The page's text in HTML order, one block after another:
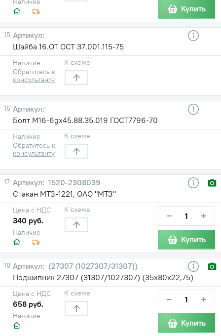
Купить
15
Шайба 16.ОТ ОСТ 37.001.115-75
Наличие
Обратитесь к
консультанту
К схеме
16
Болт М16-6gх45.88.35.019 ГОСТ7796-70
Наличие
Обратитесь к
консультанту
К схеме
17
1520-2308039
Стакан МТЗ-1221, ОАО "МТЗ"
Наличие
Цена с НДС
340 руб.
К схеме − +
Купить
18
(27307 (1027307/31307))
Подшипник 27307 (31307/1027307) (35х80х22,75)
Наличие
Цена с НДС
658 руб.
К схеме − +
Купить